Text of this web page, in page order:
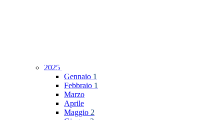
2025
Gennaio 1
Febbraio 1
Marzo
Aprile
Maggio 2